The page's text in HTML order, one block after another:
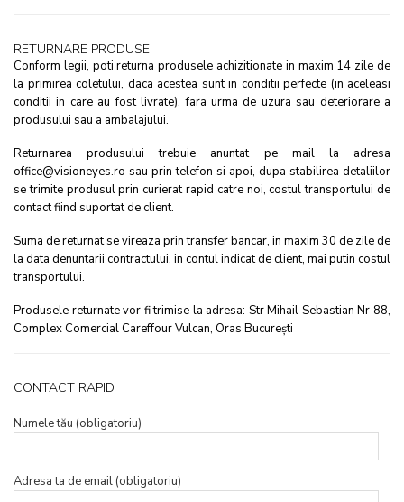
RETURNARE PRODUSE
Conform legii, poti returna produsele achizitionate in maxim 14 zile de
la primirea coletului, daca acestea sunt in conditii perfecte (in aceleasi
conditii in care au fost livrate), fara urma de uzura sau deteriorare a
produsului sau a ambalajului.
Returnarea produsului trebuie anuntat pe mail la adresa
office@visioneyes.ro sau prin telefon si apoi, dupa stabilirea detaliilor
se trimite produsul prin curierat rapid catre noi, costul transportului de
contact fiind suportat de client.
Suma de returnat se vireaza prin transfer bancar, in maxim 30 de zile de
la data denuntarii contractului, in contul indicat de client, mai putin costul
transportului.
Produsele returnate vor fi trimise la adresa: Str Mihail Sebastian Nr 88,
Complex Comercial Careffour Vulcan, Oras București
CONTACT RAPID
Numele tău (obligatoriu)
Adresa ta de email (obligatoriu)